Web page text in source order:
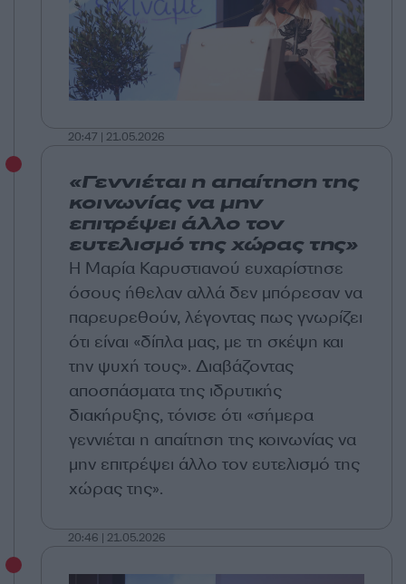
20:47 | 21.05.2026
«Γεννιέται η απαίτηση της
κοινωνίας να μην
επιτρέψει άλλο τον
ευτελισμό της χώρας της»
Η Μαρία Καρυστιανού ευχαρίστησε
όσους ήθελαν αλλά δεν μπόρεσαν να
παρευρεθούν, λέγοντας πως γνωρίζει
ότι είναι «δίπλα μας, με τη σκέψη και
την ψυχή τους». Διαβάζοντας
αποσπάσματα της ιδρυτικής
διακήρυξης, τόνισε ότι «σήμερα
γεννιέται η απαίτηση της κοινωνίας να
μην επιτρέψει άλλο τον ευτελισμό της
χώρας της».
20:46 | 21.05.2026